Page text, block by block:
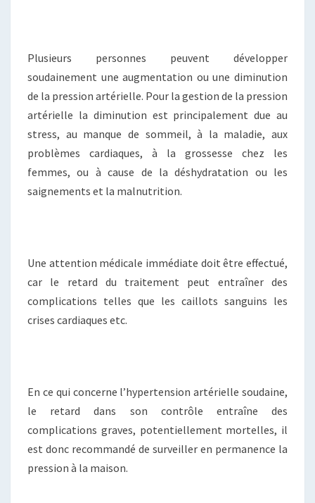
Plusieurs personnes peuvent développer
soudainement une augmentation ou une diminution
de la pression artérielle. Pour la gestion de la pression
artérielle la diminution est principalement due au
stress, au manque de sommeil, à la maladie, aux
problèmes cardiaques, à la grossesse chez les
femmes, ou à cause de la déshydratation ou les
saignements et la malnutrition.
Une attention médicale immédiate doit être effectué,
car le retard du traitement peut entraîner des
complications telles que les caillots sanguins les
crises cardiaques etc.
En ce qui concerne l’hypertension artérielle soudaine,
le retard dans son contrôle entraîne des
complications graves, potentiellement mortelles, il
est donc recommandé de surveiller en permanence la
pression à la maison.